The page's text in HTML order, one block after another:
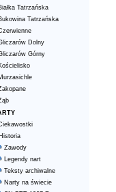
Tatrzańska
Tatrzańska
Dolny
Górny
Historia
Zawody
Legendy nart
Teksty archiwalne
Narty na świecie